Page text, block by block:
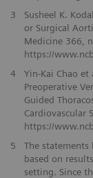
3
Susheel K.
or Surgical
Medicine 366,
https://
4
Yin-Kai Chao et
Preoperative
Guided
Cardiovascular
https://
5
The statements
based on
setting. Since